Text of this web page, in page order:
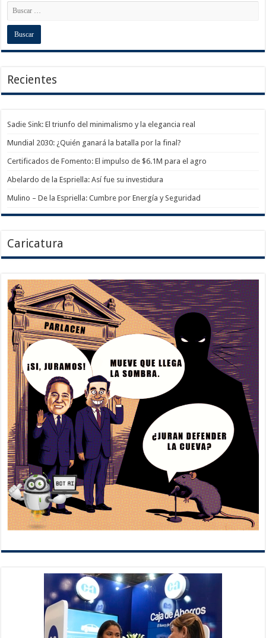
Recientes
Sadie Sink: El triunfo del minimalismo y la elegancia real
Mundial 2030: ¿Quién ganará la batalla por la final?
Certificados de Fomento: El impulso de $6.1M para el agro
Abelardo de la Espriella: Así fue su investidura
Mulino – De la Espriella: Cumbre por Energía y Seguridad
Caricatura